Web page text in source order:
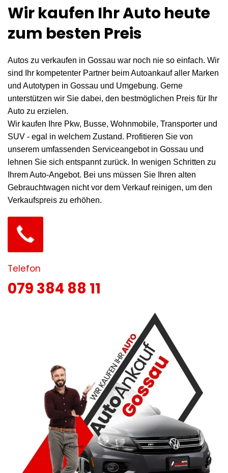
Wir kaufen Ihr Auto heute
zum besten Preis
Autos zu verkaufen in Gossau war noch nie so einfach. Wir
sind Ihr kompetenter Partner beim Autoankauf aller Marken
und Autotypen in Gossau und Umgebung. Gerne
unterstützen wir Sie dabei, den bestmöglichen Preis für Ihr
Auto zu erzielen.
Wir kaufen Ihre Pkw, Busse, Wohnmobile, Transporter und
SUV - egal in welchem Zustand. Profitieren Sie von
unserem umfassenden Serviceangebot in Gossau und
lehnen Sie sich entspannt zurück. In wenigen Schritten zu
Ihrem Auto-Angebot. Bei uns müssen Sie Ihren alten
Gebrauchtwagen nicht vor dem Verkauf reinigen, um den
Verkaufspreis zu erhöhen.
Telefon
079 384 88 11